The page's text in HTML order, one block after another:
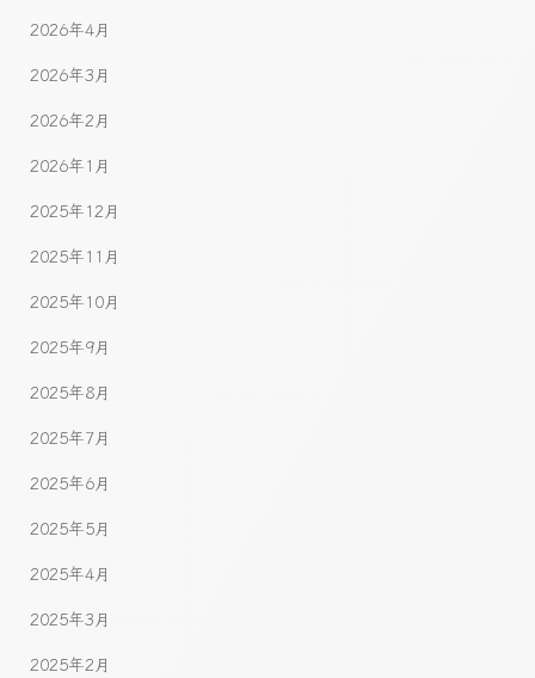
2026年4月
2026年3月
2026年2月
2026年1月
2025年12月
2025年11月
2025年10月
2025年9月
2025年8月
2025年7月
2025年6月
2025年5月
2025年4月
2025年3月
2025年2月